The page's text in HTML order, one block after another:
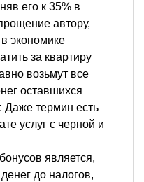
его к 35% в
автору,
экономике
за квартиру
возьмут все
оставшихся
Даже термин есть
услуг с черной и
является,
до налогов,